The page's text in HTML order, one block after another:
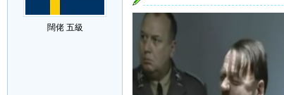
闊佬 五級